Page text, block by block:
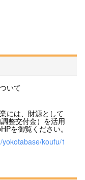
いて
には、財源として
整交付金）を活用
を御覧ください。
koufu/1